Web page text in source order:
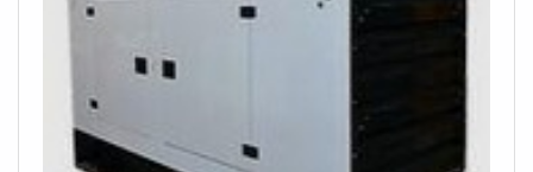
mercado pela seriedade e qualidade que garante uma